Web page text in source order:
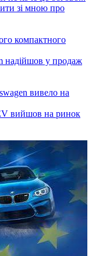
зі мною про
надійшов у продаж
вийшов на ринок